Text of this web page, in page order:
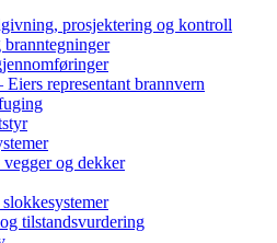
prosjektering og kontroll
representant brannvern
og dekker
tilstandsvurdering